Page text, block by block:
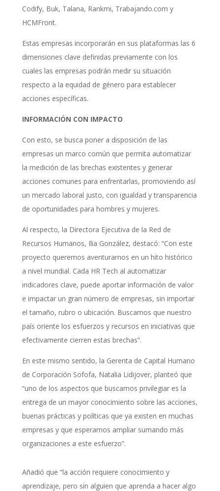
Codify, Buk, Talana, Rankmi, Trabajando.com y
HCMFront.
Estas empresas incorporarán en sus plataformas las 6
dimensiones clave definidas previamente con los
cuales las empresas podrán medir su situación
respecto a la equidad de género para establecer
acciones específicas.
INFORMACIÓN CON IMPACTO
Con esto, se busca poner a disposición de las
empresas un marco común que permita automatizar
la medición de las brechas existentes y generar
acciones comunes para enfrentarlas, promoviendo así
un mercado laboral justo, con igualdad y transparencia
de oportunidades para hombres y mujeres.
Al respecto, la Directora Ejecutiva de la Red de
Recursos Humanos, Ilia González, destacó: “Con este
proyecto queremos aventurarnos en un hito histórico
a nivel mundial. Cada HR Tech al automatizar
indicadores clave, puede aportar información de valor
e impactar un gran número de empresas, sin importar
el tamaño, rubro o ubicación. Buscamos que nuestro
país oriente los esfuerzos y recursos en iniciativas que
efectivamente cierren estas brechas”.
En este mismo sentido, la Gerenta de Capital Humano
de Corporación Sofofa, Natalia Lidijover, planteó que
“uno de los aspectos que buscamos privilegiar es la
entrega de un mayor conocimiento sobre las acciones,
buenas prácticas y políticas que ya existen en muchas
empresas y que esperamos ampliar sumando más
organizaciones a este esfuerzo”.
Añadió que “la acción requiere conocimiento y
aprendizaje, pero sin alguien que aprenda a hacer algo